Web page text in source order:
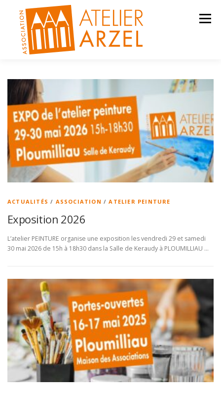
contenu
Menu
ACTIVITÉS ACTUALITÉS CONTACT
ACTUALITÉS / ASSOCIATION /ATELIER PEINTURE
Exposition 2026
L’atelier PEINTURE organise une exposition les vendredi 29 et samedi
30 mai 2026 de 15h à 18h30 dans la Salle de Keraudy à PLOUMILLIAU …